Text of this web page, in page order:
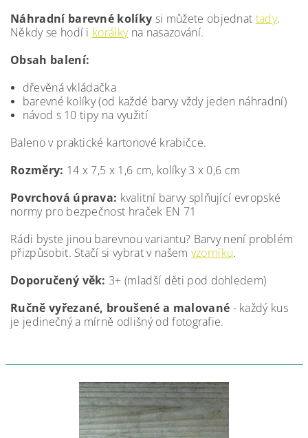
Náhradní barevné kolíky si můžete objednat tady.
Někdy se hodí i korálkyna nasazování.
Obsah balení:
dřevěná vkládačka
barevné kolíky (od každé barvy vždy jeden náhradní)
návod s 10 tipy na využití
Baleno v praktické kartonové krabičce.
Rozměry: 14 x 7,5 x 1,6 cm, kolíky 3 x 0,6 cm
Povrchová úprava: kvalitní barvy splňující evropské
normy pro bezpečnost hraček EN 71
Rádi byste jinou barevnou variantu? Barvy není problém
přizpůsobit. Stačí si vybrat v našem vzorníku.
Doporučený věk: 3+ (mladší děti pod dohledem)
Ručně vyřezané, broušené a malované - každý kus
je jedinečný a mírně odlišný od fotografie.